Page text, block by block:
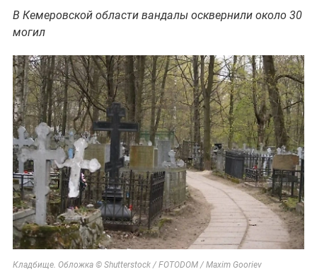
В Кемеровской области вандалы осквернили около 30
могил
Кладбище. Обложка © Shutterstock / FOTODOM / Maxim Gooriev